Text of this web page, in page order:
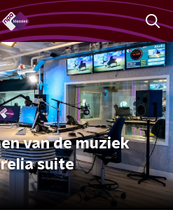
van de muziek
suite